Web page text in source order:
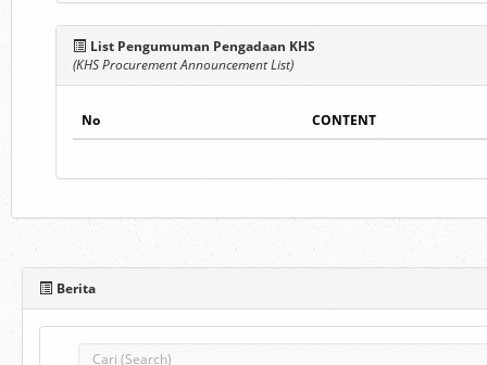
List Pengumuman Pengadaan KHS
(KHS Procurement Announcement List)
No CONTENT
Berita